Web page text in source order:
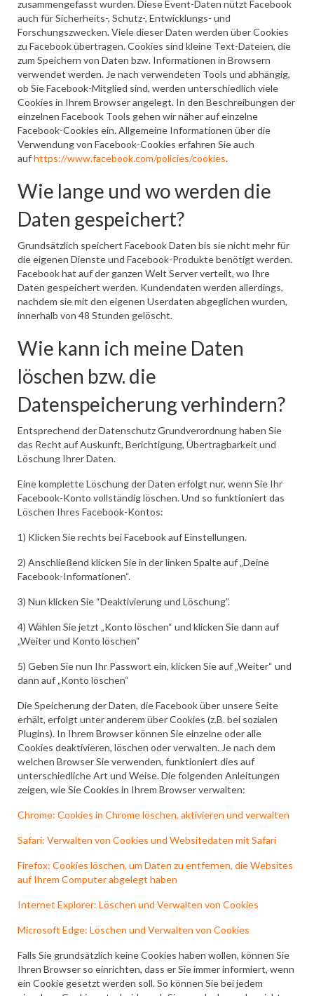
zusammengefasst wurden. Diese Event-Daten nützt Facebook
auch für Sicherheits-, Schutz-, Entwicklungs- und
Forschungszwecken. Viele dieser Daten werden über Cookies
zu Facebook übertragen. Cookies sind kleine Text-Dateien, die
zum Speichern von Daten bzw. Informationen in Browsern
verwendet werden. Je nach verwendeten Tools und abhängig,
ob Sie Facebook-Mitglied sind, werden unterschiedlich viele
Cookies in Ihrem Browser angelegt. In den Beschreibungen der
einzelnen Facebook Tools gehen wir näher auf einzelne
Facebook-Cookies ein. Allgemeine Informationen über die
Verwendung von Facebook-Cookies erfahren Sie auch
aufhttps://www.facebook.com/policies/cookies.
Wie lange und wo werden die
Daten gespeichert?
Grundsätzlich speichert Facebook Daten bis sie nicht mehr für
die eigenen Dienste und Facebook-Produkte benötigt werden.
Facebook hat auf der ganzen Welt Server verteilt, wo Ihre
Daten gespeichert werden. Kundendaten werden allerdings,
nachdem sie mit den eigenen Userdaten abgeglichen wurden,
innerhalb von 48 Stunden gelöscht.
Wie kann ich meine Daten
löschen bzw. die
Datenspeicherung verhindern?
Entsprechend der Datenschutz Grundverordnung haben Sie
das Recht auf Auskunft, Berichtigung, Übertragbarkeit und
Löschung Ihrer Daten.
Eine komplette Löschung der Daten erfolgt nur, wenn Sie Ihr
Facebook-Konto vollständig löschen. Und so funktioniert das
Löschen Ihres Facebook-Kontos:
1) Klicken Sie rechts bei Facebook auf Einstellungen.
2) Anschließend klicken Sie in der linken Spalte auf „Deine
Facebook-Informationen“.
3) Nun klicken Sie “Deaktivierung und Löschung”.
4) Wählen Sie jetzt „Konto löschen“ und klicken Sie dann auf
„Weiter und Konto löschen“
5) Geben Sie nun Ihr Passwort ein, klicken Sie auf „Weiter“ und
dann auf „Konto löschen“
Die Speicherung der Daten, die Facebook über unsere Seite
erhält, erfolgt unter anderem über Cookies (z.B. bei sozialen
Plugins). In Ihrem Browser können Sie einzelne oder alle
Cookies deaktivieren, löschen oder verwalten. Je nach dem
welchen Browser Sie verwenden, funktioniert dies auf
unterschiedliche Art und Weise. Die folgenden Anleitungen
zeigen, wie Sie Cookies in Ihrem Browser verwalten:
Chrome: Cookies in Chrome löschen, aktivieren und verwalten
Safari: Verwalten von Cookies und Websitedaten mit Safari
Firefox: Cookies löschen, um Daten zu entfernen, die Websites
auf Ihrem Computer abgelegt haben
Internet Explorer: Löschen und Verwalten von Cookies
Microsoft Edge: Löschen und Verwalten von Cookies
Falls Sie grundsätzlich keine Cookies haben wollen, können Sie
Ihren Browser so einrichten, dass er Sie immer informiert, wenn
ein Cookie gesetzt werden soll. So können Sie bei jedem